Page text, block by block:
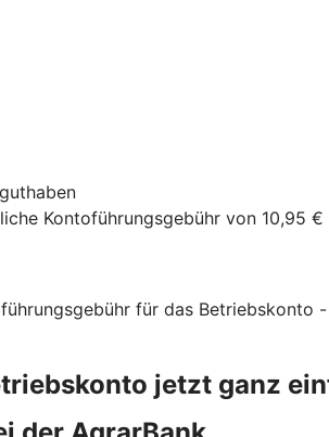
Kontoführungsgebühr von 10,95 €
für das Betriebskonto
jetzt ganz